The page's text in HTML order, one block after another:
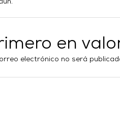
en
electrónico no será